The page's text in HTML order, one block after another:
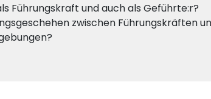
Führungskraft und auch als Geführte:r?
zwischen Führungskräften